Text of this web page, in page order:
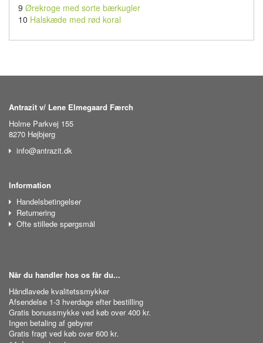
9 Ørekroge med sorte bærkugler
10 Halskæde med rød koral
Antrazit v/ Lene Elmegaard Færch
Holme Parkvej 155
8270 Højbjerg
info@antrazit.dk
Information
Handelsbetingelser
Returnering
Ofte stillede spørgsmål
Når du handler hos os får du...
Håndlavede kvalitetssmykker
Afsendelse 1-3 hverdage efter bestilling
Gratis bonussmykke ved køb over 400 kr.
Ingen betaling af gebyrer
Gratis fragt ved køb over 600 kr.